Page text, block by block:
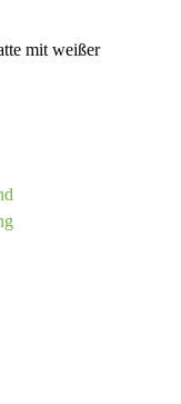
mit weißer